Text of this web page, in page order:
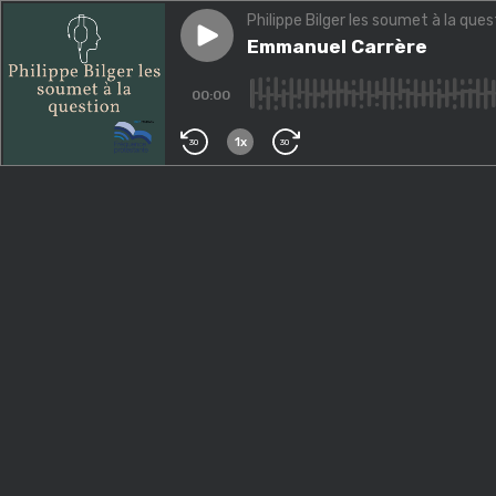
Play episodeEmmanuel Carrère
Philippe Bilger les soumet à la
Emmanuel Carrère
00:00
30 1x 30